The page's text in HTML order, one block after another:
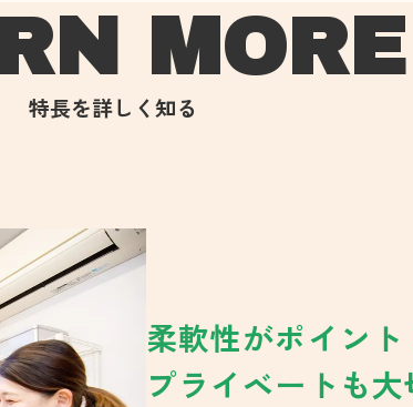
MORE
特長を詳しく知る
柔軟性がポイント
プライベートも大